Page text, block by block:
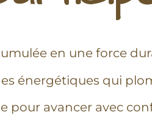
en une force
énergétiques qui
pour avancer avec